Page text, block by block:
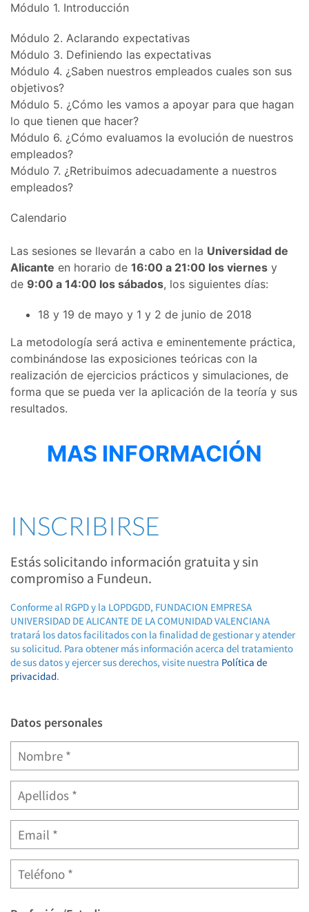
Módulo 1. Introducción
Módulo 2. Aclarando expectativas
Módulo 3. Definiendo las expectativas
Módulo 4. ¿Saben nuestros empleados cuales son sus
objetivos?
Módulo 5. ¿Cómo les vamos a apoyar para que hagan
lo que tienen que hacer?
Módulo 6. ¿Cómo evaluamos la evolución de nuestros
empleados?
Módulo 7. ¿Retribuimos adecuadamente a nuestros
empleados?
Calendario
Las sesiones se llevarán a cabo en la Universidad de
Alicante en horario de 16:00 a 21:00 los viernes y
de 9:00 a 14:00 los sábados, los siguientes días:
18 y 19 de mayo y 1 y 2 de junio de 2018
La metodología será activa e eminentemente práctica,
combinándose las exposiciones teóricas con la
realización de ejercicios prácticos y simulaciones, de
forma que se pueda ver la aplicación de la teoría y sus
resultados.
MAS INFORMACIÓN
INSCRIBIRSE
Estás solicitando información gratuita y sin
compromiso a Fundeun.
Conforme al RGPD y la LOPDGDD, FUNDACION EMPRESA
UNIVERSIDAD DE ALICANTE DE LA COMUNIDAD VALENCIANA
tratará los datos facilitados con la finalidad de gestionar y atender
su solicitud. Para obtener más información acerca del tratamiento
de sus datos y ejercer sus derechos, visite nuestra Política de
privacidad.
Datos personales